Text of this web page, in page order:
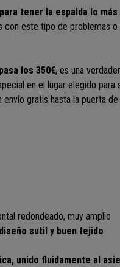
tener la espalda lo
con este tipo de problemas
los 350€, es una
en el lugar elegido para
gratis hasta la puerta
redondeado, muy amplio
sutil y buen tejido
unido fluidamente al